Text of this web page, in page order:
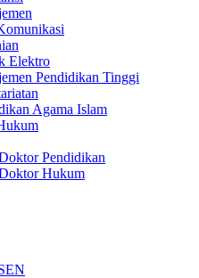
Elektro
Pendidikan Tinggi
Agama Islam
Pendidikan
Hukum